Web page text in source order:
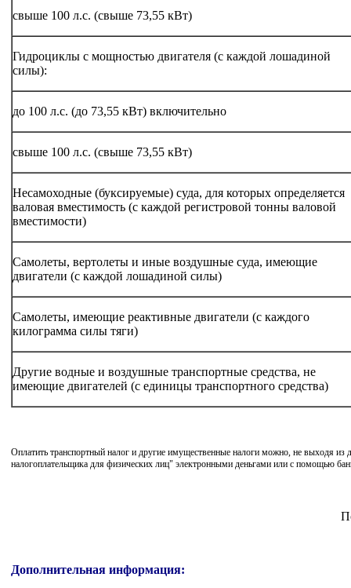
свыше 100 л.с. (свыше 73,55 кВт)
Гидроциклы с мощностью двигателя (с каждой лошадиной
силы):
до 100 л.с. (до 73,55 кВт) включительно
свыше 100 л.с. (свыше 73,55 кВт)
Несамоходные (буксируемые) суда, для которых определяется
валовая вместимость (с каждой регистровой тонны валовой
вместимости)
Самолеты, вертолеты и иные воздушные суда, имеющие
двигатели (с каждой лошадиной силы)
Самолеты, имеющие реактивные двигатели (с каждого
килограмма силы тяги)
Другие водные и воздушные транспортные средства, не
имеющие двигателей (с единицы транспортного средства)
Оплатить транспортный налог и другие имущественные налоги можно, не выходя
налогоплательщика для физических лиц" электронными деньгами или с помощью
Дополнительная информация: